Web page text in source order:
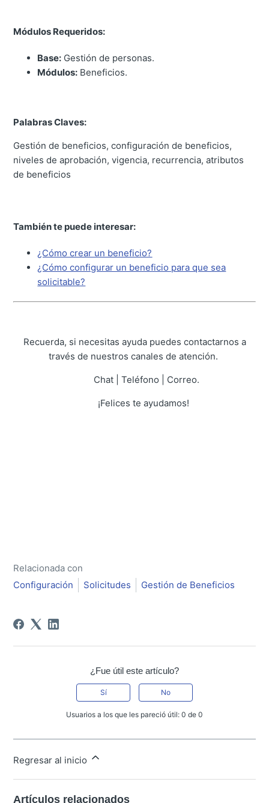
Módulos Requeridos:
Base: Gestión de personas.
Módulos: Beneficios.
Palabras Claves:
Gestión de beneficios, configuración de beneficios,
niveles de aprobación, vigencia, recurrencia, atributos
de beneficios
También te puede interesar:
¿Cómo crear un beneficio?
¿Cómo configurar un beneficio para que sea
solicitable?
Recuerda, si necesitas ayuda puedes contactarnos a
través de nuestros canales de atención.
Chat | Teléfono | Correo.
¡Felices te ayudamos!
Relacionada con
Configuración
Solicitudes Gestión de Beneficios
¿Fue útil este artículo?
Sí No
Usuarios a los que les pareció útil: 0 de 0
Regresar al inicio
Artículos relacionados